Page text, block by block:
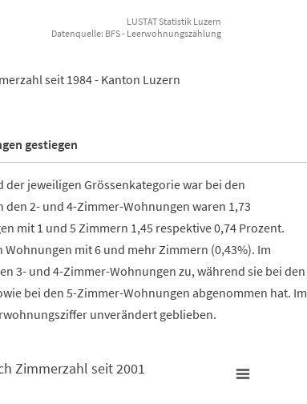
LUSTAT Statistik Luzern
Datenquelle: BFS - Leerwohnungszählung
seit 1984 - Kanton Luzern
gestiegen
jeweiligen Grössenkategorie war bei den
2- und 4-Zimmer-Wohnungen waren 1,73
mit 1 und 5 Zimmern 1,45 respektive 0,74 Prozent.
mit 6 und mehr Zimmern (0,43%). Im
3- und 4-Zimmer-Wohnungen zu, während sie bei den
bei den 5-Zimmer-Wohnungen abgenommen hat. Im
unverändert geblieben.
Zimmerzahl seit 2001